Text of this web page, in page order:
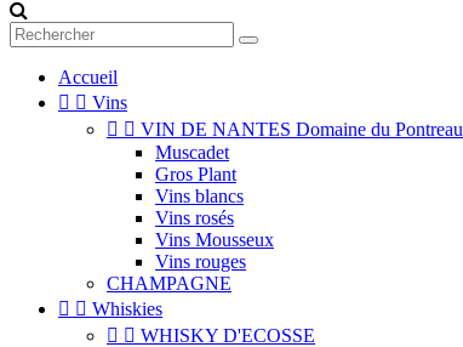
Accueil
  Vins
  VIN DE NANTES Domaine du Pontreau
Muscadet
Gros Plant
Vins blancs
Vins rosés
Vins Mousseux
Vins rouges
CHAMPAGNE
  Whiskies
  WHISKY D'ECOSSE